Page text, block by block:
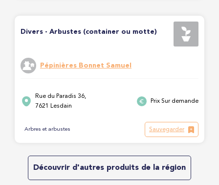
Divers - Arbustes (container ou motte)
Pépinières Bonnet Samuel
Rue du Paradis 36,
7621 Lesdain
Prix Sur demande
Arbres et arbustes Sauvegarder
Découvrir d'autres produits de la région